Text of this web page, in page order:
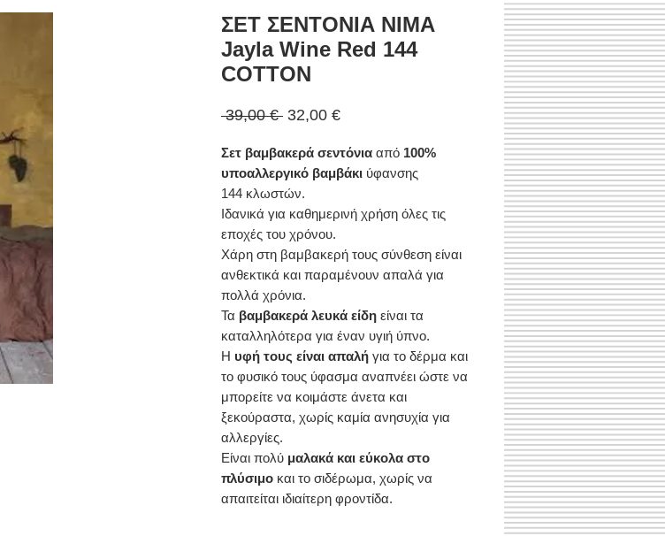
ΣΕΤ ΣΕΝΤΟΝΙΑ ΝΙΜΑ
Jayla Wine Red 144
COTTON
39,00 € Κανονική
32,00 €Τιμή
Σετ βαμβακερά σεντόνια από 100%
υποαλλεργικό βαμβάκι ύφανσης
144 κλωστών.
Ιδανικά για καθημερινή χρήση όλες τις
εποχές του χρόνου.
Χάρη στη βαμβακερή τους σύνθεση είναι
ανθεκτικά και παραμένουν απαλά για
πολλά χρόνια.
Τα βαμβακερά λευκά είδη είναι τα
καταλληλότερα για έναν υγιή ύπνο.
Η υφή τους είναι απαλή για το δέρμα και
το φυσικό τους ύφασμα αναπνέει ώστε να
μπορείτε να κοιμάστε άνετα και
ξεκούραστα, χωρίς καμία ανησυχία για
αλλεργίες.
Είναι πολύ μαλακά και εύκολα στο
πλύσιμο και το σιδέρωμα, χωρίς να
απαιτείται ιδιαίτερη φροντίδα.